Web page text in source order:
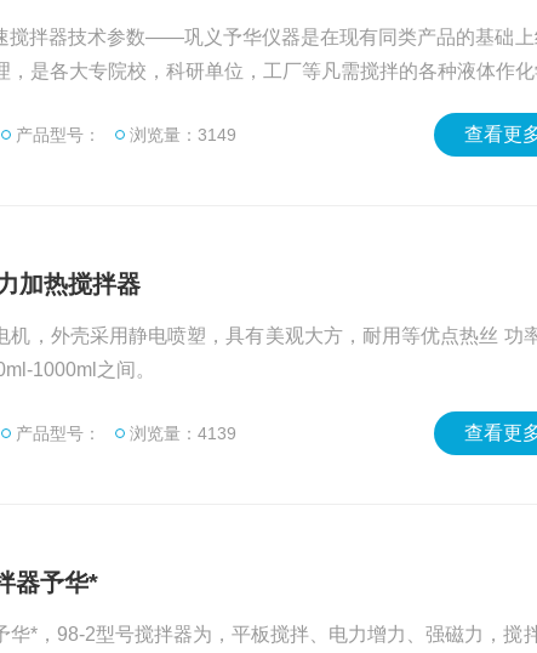
搅拌器技术参数——巩义予华仪器是在现有同类产品的基础
，是各大专院校，科研单位，工厂等凡需搅拌的各种液体作
低、功率大、噪音小、运转稳定、安全可靠等特点。 ：
产品型号： 浏览量：3149 查看更
加热搅拌器
外壳采用静电喷塑，具有美观大方，耐用等优点热丝 功率可达2
1000ml之间。
产品型号： 浏览量：4139 查看更
器予华*
华*，98-2型号搅拌器为，平板搅拌、电力增力、强磁力，搅